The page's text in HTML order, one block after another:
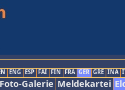
ENG ESP FAI FIN FRA GER GRE INA
Foto-Galerie Meldekartei